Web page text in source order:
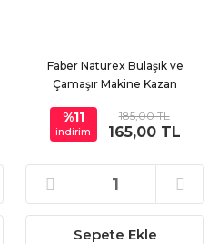
Faber Naturex Bulaşık ve
Çamaşır Makine Kazan
%11
indirim
185,00 TL
165,00 TL
Sepete Ekle